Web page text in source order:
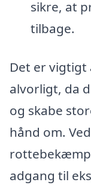
sikre, at
tilbage.
Det er
alvorligt, da
og skabe
hånd om.
adgang til